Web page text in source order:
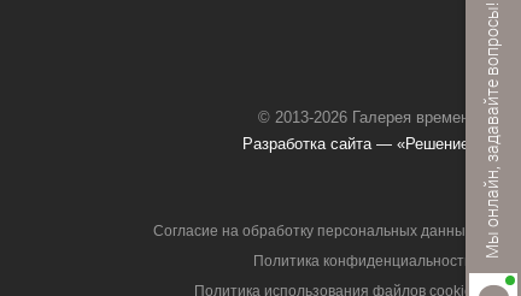
© 2013-2026 Галерея времени
Разработка сайта — «Решение»
Согласие на обработку персональных данных
Политика конфиденциальности
Политика использования файлов cookie
Мы онлайн, задавайте вопросы!